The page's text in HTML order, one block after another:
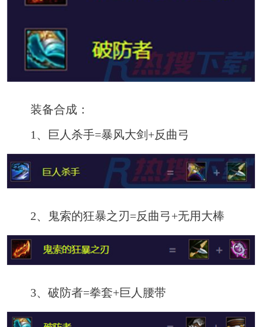
装备合成：
1、巨人杀手=暴风大剑+反曲弓
2、鬼索的狂暴之刃=反曲弓+无用大棒
3、破防者=拳套+巨人腰带